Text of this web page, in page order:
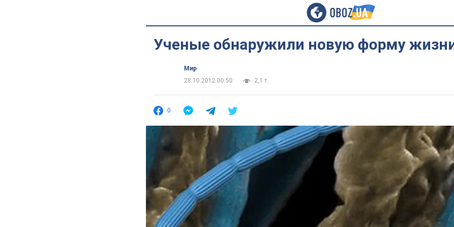
Ученые обнаружили новую форму
Мир
28.10.2012 00:50
2,1 т.
0